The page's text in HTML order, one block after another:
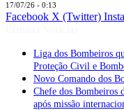
17/07/26 - 0:13
Facebook X (Twitter)
Liga dos Bombeiros
Proteção Civil e
Novo Comando dos
Chefe dos Bombeiros
após missão